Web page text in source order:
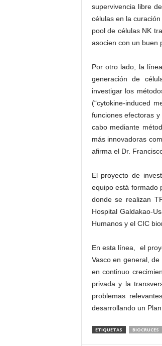
supervivencia libre
células en la
pool de células NK
asocien con un buen
Por otro lado, la
generación de
investigar los
(“cytokine-induced
funciones efectoras
cabo mediante
más innovadoras
afirma el Dr.
El proyecto de
equipo está formado
donde se realizan
Hospital Galdakao-
Humanos y el CIC
En esta línea, el
Vasco en general,
en continuo
privada y la
problemas
desarrollando un
ETIQUETAS BIOCRUCES